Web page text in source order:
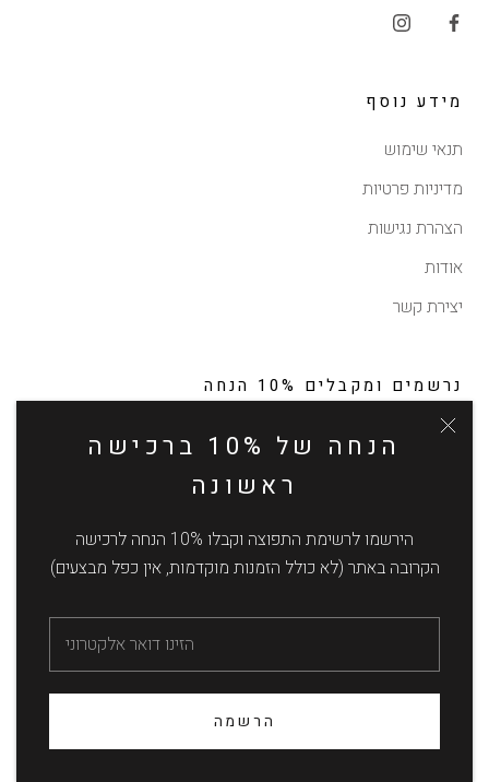
הנחה של 10% ברכישה
ראשונה
הירשמו לרשימת התפוצה וקבלו 10% הנחה לרכישה
הקרובה באתר (לא כולל הזמנות מוקדמות, אין כפל מבצעים)
הרשמה
מידע נוסף
תנאי שימוש
מדיניות פרטיות
הצהרת נגישות
אודות
יצירת קשר
נרשמים ומקבלים 10% הנחה
לקבלת עדכונים על תקליטים חדשים ונדירים, מבצעים והטבות
בלעדיות (ללא כפל מבצעים, ללא הנחה על הזמנות מוקדמות)
© חולית - תקליטים
Powered by Shopify